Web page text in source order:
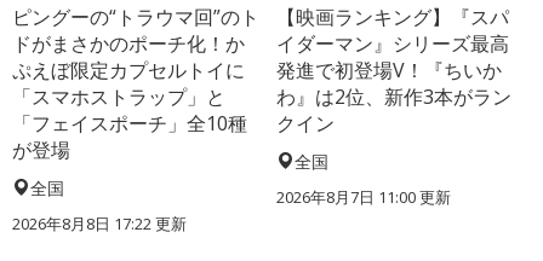
ピングーの“トラウマ回”のト
ドがまさかのポーチ化！か
ぷえぼ限定カプセルトイに
「スマホストラップ」と
「フェイスポーチ」全10種
が登場
全国
2026年8月8日 17:22更新
【映画ランキング】『スパ
イダーマン』シリーズ最高
発進で初登場V！『ちいか
わ』は2位、新作3本がラン
クイン
全国
2026年8月7日 11:00更新